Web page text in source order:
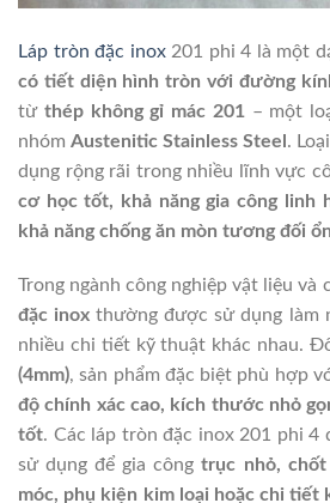
Láp tròn đặc inox201 phi 4 là một
có tiết diện hình tròn với đường
từ thép không gỉ mác 201 – một
nhómAustenitic Stainless Steel.
dụng rộng rãi trong nhiều lĩnh vực
cơ học tốt, khả năng gia công linh
khả năng chống ăn mòn tương đối
Trong ngành công nghiệp vật liệu và
đặc inox thường được sử dụng làm
nhiều chi tiết kỹ thuật khác nhau.
(4mm), sản phẩm đặc biệt phù hợp
độ chính xác cao, kích thước nhỏ
tốt. Các láp tròn đặc inox 201 phi 4
sử dụng để gia côngtrục nhỏ,
móc, phụ kiện kim loại hoặc chi tiết